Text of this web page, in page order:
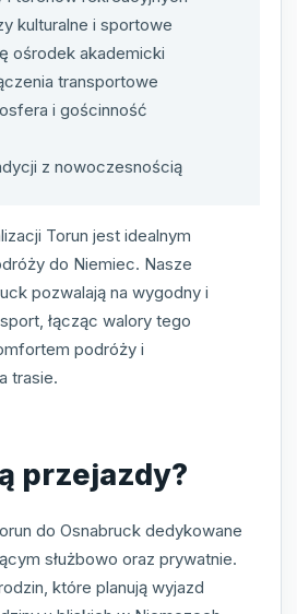
kulturalne i sportowe
ośrodek akademicki
transportowe
i gościnność
z nowoczesnością
Torun jest idealnym
do Niemiec. Nasze
pozwalają na wygodny i
łącząc walory tego
podróży i
trasie.
przejazdy?
do Osnabruck dedykowane
służbowo oraz prywatnie.
które planują wyjazd